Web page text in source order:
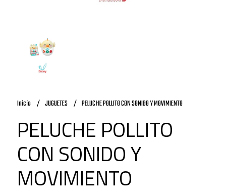
Inicio JUGUETES PELUCHE POLLITO CON SONIDO Y MOVIMIENTO
PELUCHE POLLITO
CON SONIDO Y
MOVIMIENTO